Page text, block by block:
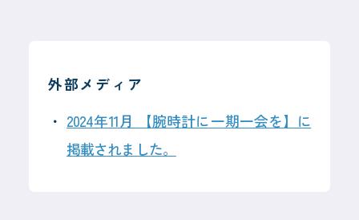
外部メディア
2024年11月 【腕時計に一期一会を】に
掲載されました。